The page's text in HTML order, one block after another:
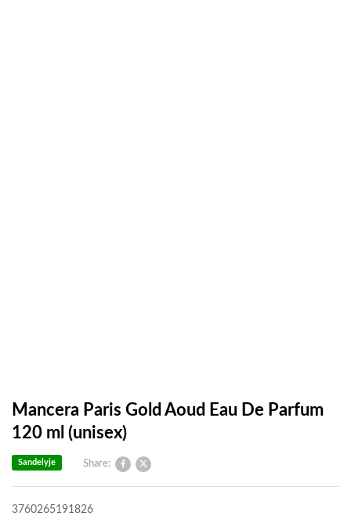
Mancera Paris Gold Aoud Eau De Parfum
120 ml (unisex)
Share:
Sandelyje
3760265191826